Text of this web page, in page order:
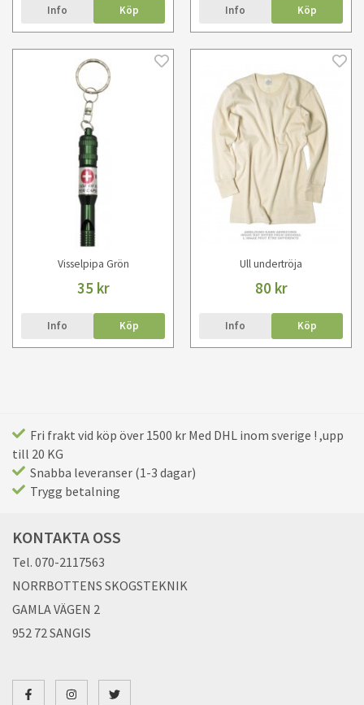
Info Köp Info Köp
Visselpipa Grön
35 kr
Info Köp
Ull undertröja
80 kr
Info Köp
Fri frakt vid köp över 1500 kr Med DHL inom sverige ! ,upp
till 20 KG
Snabba leveranser (1-3 dagar)
Trygg betalning
KONTAKTA OSS
Tel. 070-2117563
NORRBOTTENS SKOGSTEKNIK
GAMLA VÄGEN 2
952 72 SANGIS